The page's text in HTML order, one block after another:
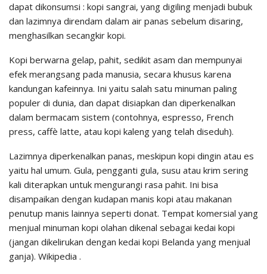
dapat dikonsumsi : kopi sangrai, yang digiling menjadi bubuk
dan lazimnya direndam dalam air panas sebelum disaring,
menghasilkan secangkir kopi.
Kopi berwarna gelap, pahit, sedikit asam dan mempunyai
efek merangsang pada manusia, secara khusus karena
kandungan kafeinnya. Ini yaitu salah satu minuman paling
populer di dunia, dan dapat disiapkan dan diperkenalkan
dalam bermacam sistem (contohnya, espresso, French
press, caffè latte, atau kopi kaleng yang telah diseduh).
Lazimnya diperkenalkan panas, meskipun kopi dingin atau es
yaitu hal umum. Gula, pengganti gula, susu atau krim sering
kali diterapkan untuk mengurangi rasa pahit. Ini bisa
disampaikan dengan kudapan manis kopi atau makanan
penutup manis lainnya seperti donat. Tempat komersial yang
menjual minuman kopi olahan dikenal sebagai kedai kopi
(jangan dikelirukan dengan kedai kopi Belanda yang menjual
ganja). Wikipedia .